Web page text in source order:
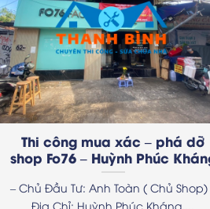
Thi công mua xác – phá dỡ
shop Fo76 – Huỳnh Phúc
– Chủ Đầu Tư: Anh Toàn ( Chủ Shop)
Địa Chỉ: Huỳnh Phúc Kháng,...